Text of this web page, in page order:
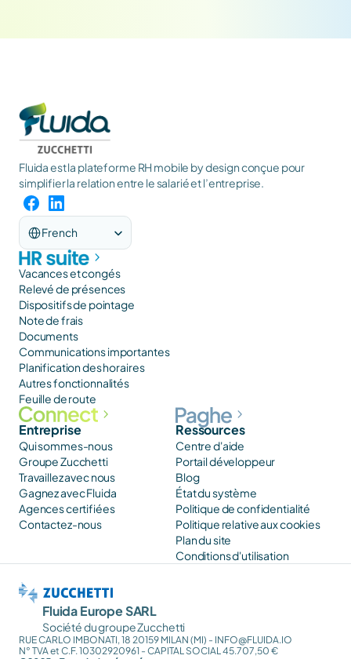
Fluida est la plateforme RH mobile by design conçue pour
simplifier la relation entre le salarié et l’entreprise.
Select Language
French
Vacances et congés
Relevé de présences
Dispositifs de pointage
Note de frais
Documents
Communications importantes
Planification des horaires
Autres fonctionnalités
Feuille de route
Entreprise
Qui sommes-nous
Groupe Zucchetti
Travaillez avec nous
Gagnez avec Fluida
Agences certifiées
Contactez-nous
Ressources
Centre d'aide
Portail développeur
Blog
État du système
Politique de confidentialité
Politique relative aux cookies
Plan du site
Conditions d'utilisation
Fluida Europe SARL
Société du groupe Zucchetti
RUE CARLO IMBONATI, 18 20159 MILAN (MI) - INFO@FLUIDA.IO
N° TVA et C.F. 10302920961 - CAPITAL SOCIAL 45.707,50 €